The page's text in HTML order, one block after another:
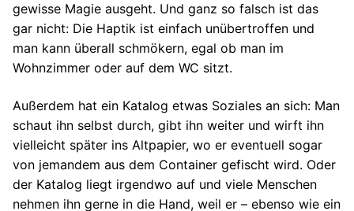
gewisse Magie ausgeht. Und ganz so falsch ist das
gar nicht: Die Haptik ist einfach unübertroffen und
man kann überall schmökern, egal ob man im
Wohnzimmer oder auf dem WC sitzt.
Außerdem hat ein Katalog etwas Soziales an sich: Man
schaut ihn selbst durch, gibt ihn weiter und wirft ihn
vielleicht später ins Altpapier, wo er eventuell sogar
von jemandem aus dem Container gefischt wird. Oder
der Katalog liegt irgendwo auf und viele Menschen
nehmen ihn gerne in die Hand, weil er – ebenso wie ein